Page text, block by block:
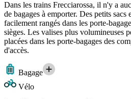
Dans les trains Frecciarossa, il n'y a
de bagages à emporter. Des petits sacs
facilement rangés dans les porte-
sièges. Les valises plus volumineuses
placées dans les porte-bagages des
d'accès.
Bagage
Vélo